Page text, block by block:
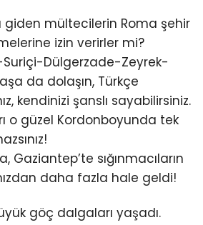
giden mültecilerin Roma şehir
izin verirler mi?
Dülgerzade-Zeyrek-
da dolaşın, Türkçe
kendinizi şanslı sayabilirsiniz.
o güzel Kordonboyunda tek
Gaziantep’te sığınmacıların
daha fazla hale geldi!
göç dalgaları yaşadı.